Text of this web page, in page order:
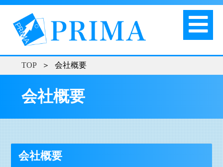
TOP ＞ 会社概要
会社概要
会社概要